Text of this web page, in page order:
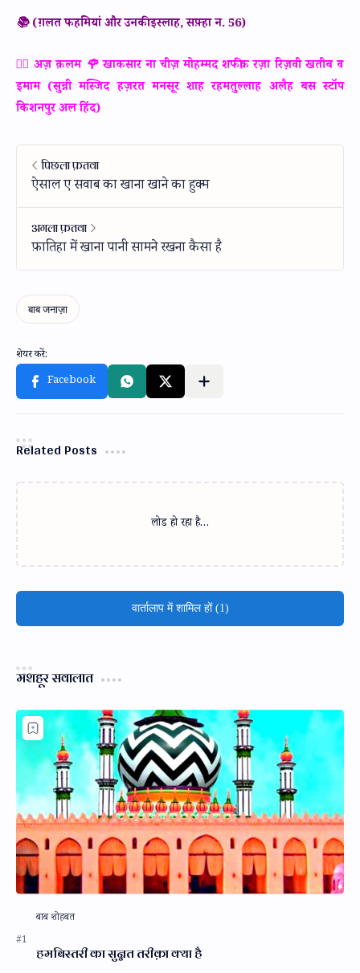
📚 (ग़लत फहमियां और उनकी इस्लाह, सफ़्हा न. 56)
✍🏻 अज़ क़लम 🌹 खाकसार ना चीज़ मोहम्मद शफीक़ रज़ा रिज़वी खतीब व
इमाम (सुन्नी मस्जिद हज़रत मनसूर शाह रहमतुल्लाह अलैह बस स्टॉप
किशनपुर अल हिंद)
Related Posts
लोड हो रहा है…
वार्तालाप में शामिल हों (1)
मशहूर सवालात
हमबिस्तरी का सुन्नत तरीक़ा क्या है